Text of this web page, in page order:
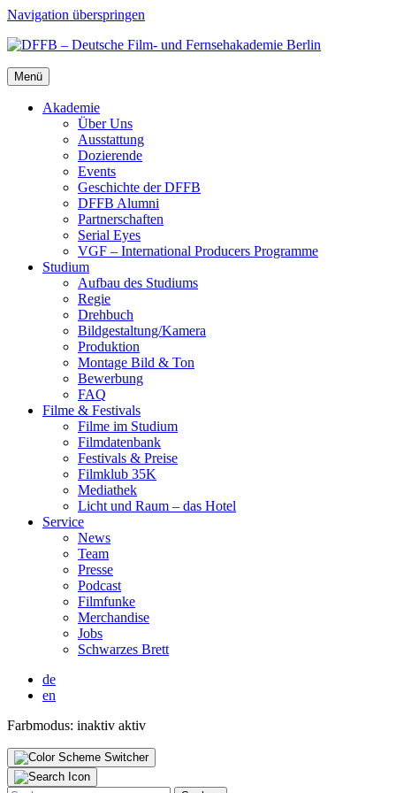
Navigation überspringen
Menü
Aka­de­mie
Über Uns
Aus­stat­tung
Dozie­ren­de
Events
Geschich­te der DFFB
DFFB Alum­ni
Part­ner­schaf­ten
Seri­al Eyes
VGF – Inter­na­tio­nal Pro­du­cers Pro­gram­me
Stu­di­um
Auf­bau des Stu­di­ums
Regie
Dreh­buch
Bildgestaltung/​​Kamera
Pro­duk­ti­on
Mon­ta­ge Bild & Ton
Bewer­bung
FAQ
Fil­me & Fes­ti­vals
Fil­me im Stu­di­um
Film­da­ten­bank
Fes­ti­vals & Prei­se
Film­klub 35K
Media­thek
Licht und Raum – das Hotel
Ser­vice
News
Team
Pres­se
Pod­cast
Film­fun­ke
Mer­chan­di­se
Jobs
Schwar­zes Brett
de
en
Farbmodus: inaktiv aktiv